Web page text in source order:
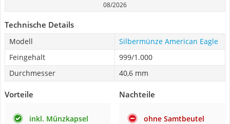
08/2026
Technische Details
Modell
Silbermünze American Eagle
Feingehalt
999/1.000
Durchmesser
40,6 mm
Vorteile
inkl. Münzkapsel
Nachteile
ohne Samtbeutel